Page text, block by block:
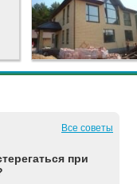
Все советы
при